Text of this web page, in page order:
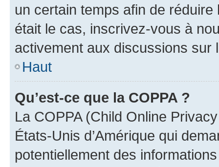
un certain temps afin de
était le cas, inscrivez-vous à
activement aux discussions sur
Haut
Qu’est-ce que la COPPA ?
La COPPA (Child Online
États-Unis d’Amérique qui
potentiellement des